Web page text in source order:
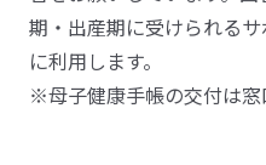
期・出産期に受けられる
に利用します。
※母子健康手帳の交付は窓